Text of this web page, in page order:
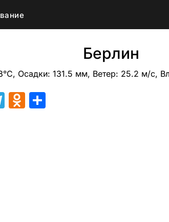
Берлин
Осадки: 131.5 мм, Ветер: 25.2 м/с,
Telegram
Odnoklassniki